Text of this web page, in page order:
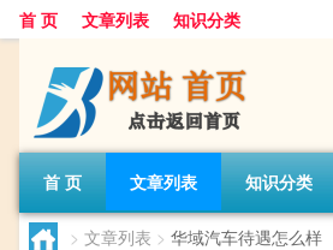
首 页 文章列表 知识分类
首 页 文章列表 知识分类
> 文章列表 > 华域汽车待遇怎么样